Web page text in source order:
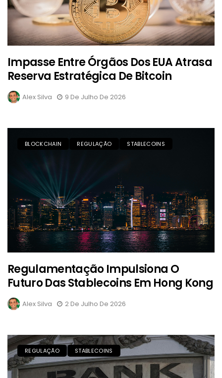
Impasse Entre Órgãos Dos EUA Atrasa
Reserva Estratégica De Bitcoin
Alex Silva 9 De Julho De 2026
BLOCKCHAIN REGULAÇÃO STABLECOINS
Regulamentação Impulsiona O
Futuro Das Stablecoins Em Hong Kong
Alex Silva 2 De Julho De 2026
REGULAÇÃO STABLECOINS